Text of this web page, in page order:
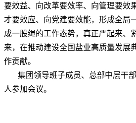
要效益、向改革要效率、向管理要效
才要效应、向党建要效能，形成全局
成一股绳的工作态势，真正严起来、
来，在推动建设全国盐业高质量发展
作贡献。
集团领导班子成员、总部中层干
人参加会议。